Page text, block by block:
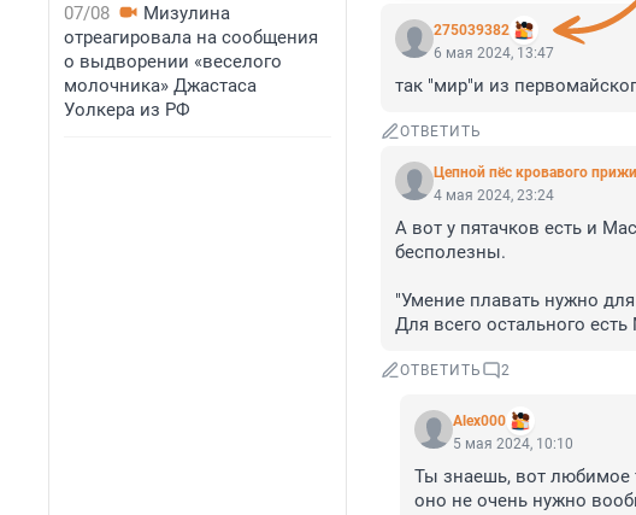
07/08
Мизулина
отреагировала на сообщения
о выдворении «веселого
молочника» Джастаса
Уолкера из РФ
275039382
6 мая 2024, 13:47
так "мир"и из
ОТВЕТИТЬ
Цепной пёс кровавого
4 мая 2024, 23:24
А вот у пятачков есть и
бесполезны.
"Умение плавать нужно
Для всего остального есть
ОТВЕТИТЬ 2
Alex000
5 мая 2024, 10:10
Ты знаешь, вот любимое
оно не очень нужно